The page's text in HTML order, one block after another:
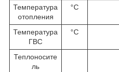
Температура
отопления
°C
Температура
ГВС
°C
Теплоносите
ль